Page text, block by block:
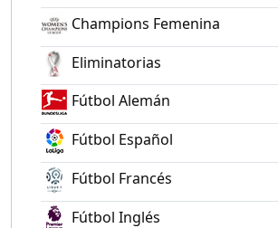
Champions Femenina
Eliminatorias
Fútbol Alemán
Fútbol Español
Fútbol Francés
Fútbol Inglés